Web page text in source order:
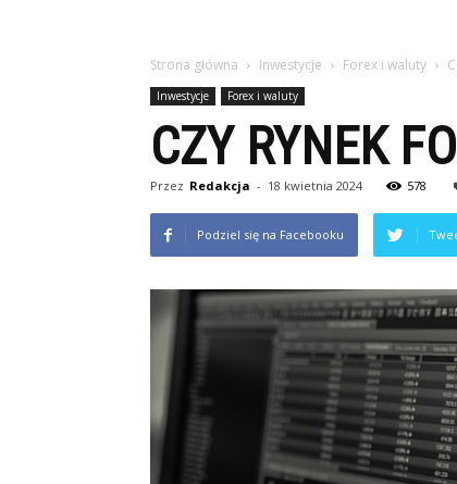
Strona główna Inwestycje Forex i waluty
Inwestycje Forex i waluty
CZY RYNEK
Przez Redakcja - 18 kwietnia 2024 578
Podziel się na Facebooku